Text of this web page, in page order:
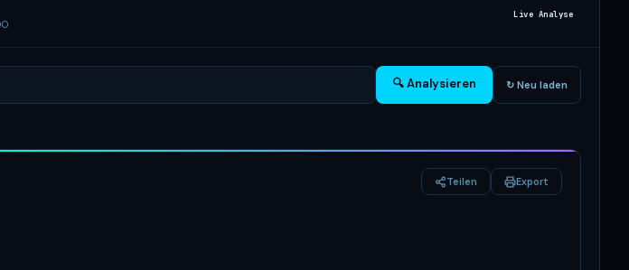
Live Analyse
🔍 Analysieren ↻ Neu laden
Teilen Export